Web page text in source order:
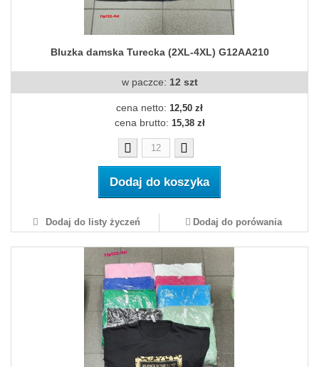
Bluzka damska Turecka (2XL-4XL) G12AA210
w paczce: 12 szt
cena netto: 12,50 zł
cena brutto: 15,38 zł
Dodaj do koszyka
Dodaj do listy życzeń Dodaj do porówania